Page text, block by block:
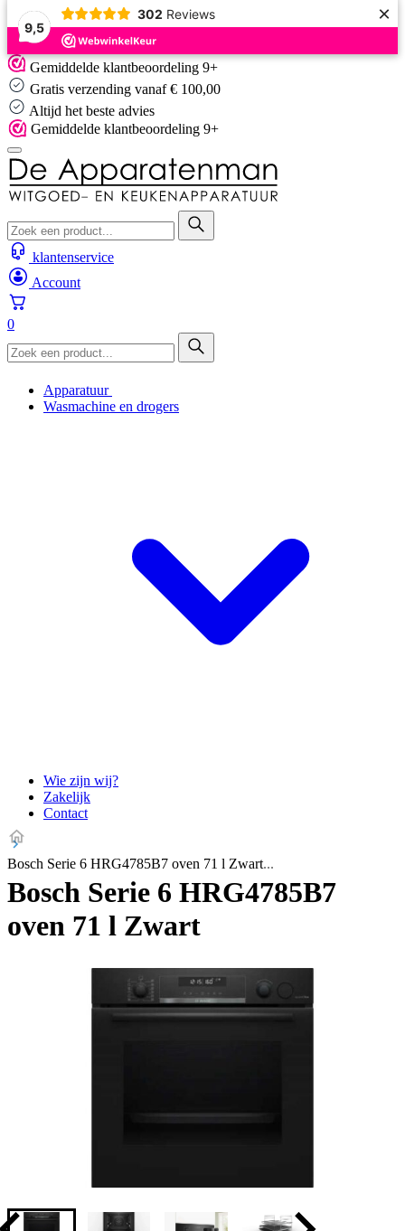
9,5
302 Reviews ×
Skip
to
content
Gemiddelde klantbeoordeling 9+
Gratis verzending vanaf € 100,00
Altijd het beste advies
Gemiddelde klantbeoordeling 9+
klantenservice
Account
0
Apparatuur
Wasmachine en drogers
Wie zijn wij?
Zakelijk
Contact
Bosch Serie 6 HRG4785B7 oven 71 l Zwart
Bosch Serie 6 HRG4785B7
oven 71 l Zwart